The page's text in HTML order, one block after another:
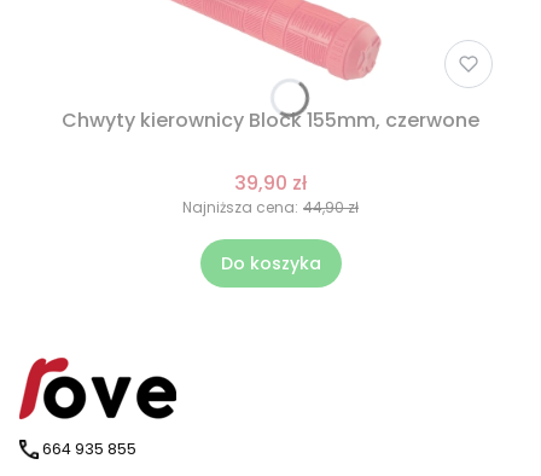
Chwyty kierownicy Block 155mm, czerwone
39,90 zł
Najniższa cena: 44,90 zł
Do koszyka
664 935 855